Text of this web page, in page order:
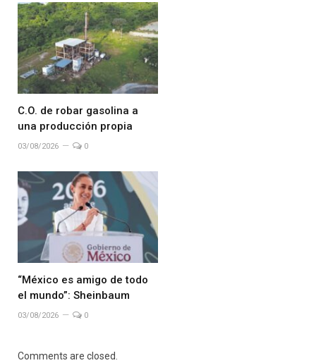
C.O. de robar gasolina a
una producción propia
03/08/2026 0
“México es amigo de todo
el mundo”: Sheinbaum
03/08/2026 0
Comments are closed.